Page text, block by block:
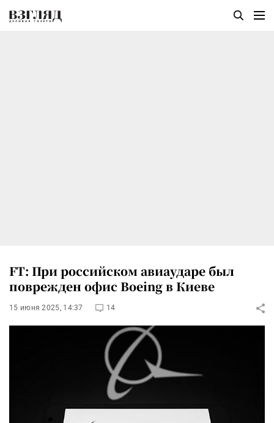
FT: При российском авиаударе был
поврежден офис Boeing в Киеве
15 июня 2025, 14:37 14